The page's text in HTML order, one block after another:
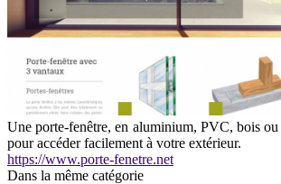
Une porte-fenêtre, en aluminium, PVC, bois
pour accéder facilement à votre extérieur.
https://www.porte-fenetre.net
Dans la même catégorie